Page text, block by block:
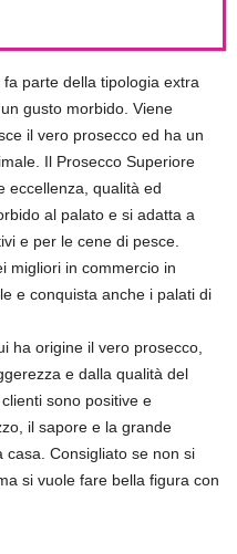
parte della tipologia extra
gusto morbido. Viene
il vero prosecco ed ha un
Il Prosecco Superiore
eccellenza, qualità ed
al palato e si adatta a
e per le cene di pesce.
migliori in commercio in
e conquista anche i palati di
ha origine il vero prosecco,
e dalla qualità del
sono positive e
il sapore e la grande
Consigliato se non si
si vuole fare bella figura con